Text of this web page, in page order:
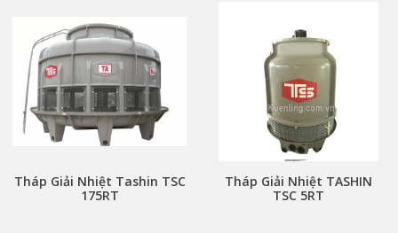
Tháp Giải Nhiệt Tashin TSC
175RT
Tháp Giải Nhiệt TASHIN
TSC 5RT